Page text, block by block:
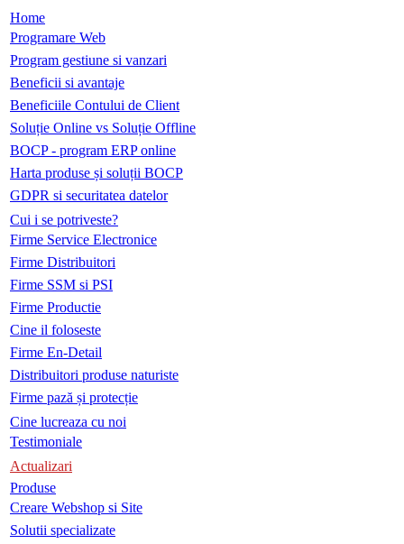
Home
Programare Web
Program gestiune si vanzari
Beneficii si avantaje
Beneficiile Contului de Client
Soluție Online vs Soluție Offline
BOCP - program ERP online
Harta produse și soluții BOCP
GDPR si securitatea datelor
Cui i se potriveste?
Firme Service Electronice
Firme Distribuitori
Firme SSM si PSI
Firme Productie
Cine il foloseste
Firme En-Detail
Distribuitori produse naturiste
Firme pază și protecție
Cine lucreaza cu noi
Testimoniale
Actualizari
Produse
Creare Webshop si Site
Solutii specializate